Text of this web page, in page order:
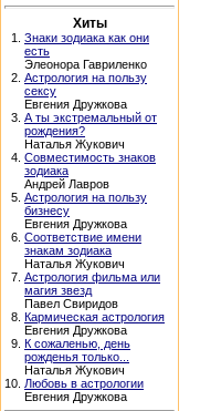
Хиты
1. Знаки зодиака как они
есть
Элеонора Гавриленко
2. Астрология на пользу
сексу
Евгения Дружкова
3. А ты экстремальный от
рождения?
Наталья Жукович
4. Совместимость знаков
зодиака
Андрей Лавров
5. Астрология на пользу
бизнесу
Евгения Дружкова
6. Соответствие имени
знакам зодиака
Наталья Жукович
7. Астрология фильма или
магия звезд
Павел Свиридов
8. Кармическая астрология
Евгения Дружкова
9. К сожаленью, день
рожденья только...
Наталья Жукович
10. Любовь в астрологии
Евгения Дружкова